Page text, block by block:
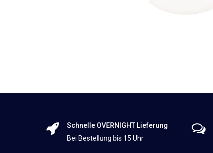
Schnelle OVERNIGHT Lieferung
Bei Bestellung bis 15 Uhr